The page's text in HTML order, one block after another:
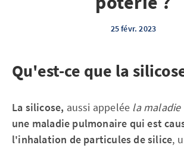
25 févr. 2023
Qu'est-ce que la
La silicose, aussi appelée la
une maladie pulmonaire qui est
l'inhalation de particules de silice,